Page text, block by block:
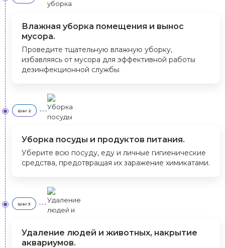
Влажная уборка помещения и вынос
мусора.
Проведите тщательную влажную уборку,
избавляясь от мусора для эффективной работы
дезинфекционной службы.
Шаг 2
Уборка посуды и продуктов питания.
Уберите всю посуду, еду и личные гигиенические
средства, предотвращая их заражение химикатами.
Шаг 3
Удаление людей и животных, накрытие
аквариумов.